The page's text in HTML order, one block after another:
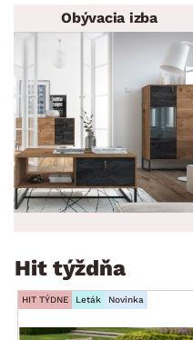
Obývacia izba
Hit týždňa
HIT TÝDNE Leták Novinka